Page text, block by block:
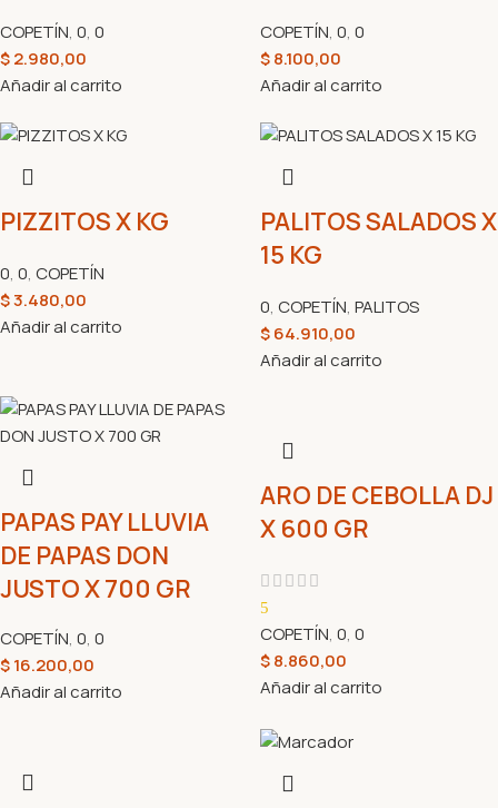
COPETÍN, 0, 0
$2.980,00
Añadir al carrito
COPETÍN, 0, 0
$8.100,00
Añadir al carrito
PIZZITOS X KG
0, 0, COPETÍN
$3.480,00
Añadir al carrito
PALITOS SALADOS X
15 KG
0, COPETÍN, PALITOS
$64.910,00
Añadir al carrito
PAPAS PAY LLUVIA
DE PAPAS DON
JUSTO X 700 GR
COPETÍN, 0, 0
$16.200,00
Añadir al carrito
ARO DE CEBOLLA DJ
X 600 GR
5
COPETÍN, 0, 0
$8.860,00
Añadir al carrito